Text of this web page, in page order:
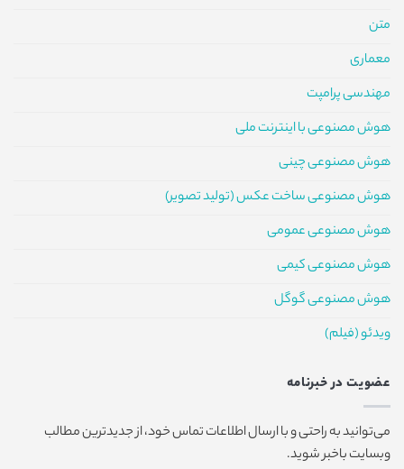
متن
معماری
مهندسی پرامپت
هوش مصنوعی با اینترنت ملی
هوش مصنوعی چینی
هوش مصنوعی ساخت عکس (تولید تصویر)
هوش مصنوعی عمومی
هوش مصنوعی کیمی
هوش مصنوعی گوگل
ویدئو (فیلم)
عضویت در خبرنامه
می‌توانید به راحتی و با ارسال اطلاعات تماس خود، از جدیدترین مطالب
وبسایت باخبر شوید.